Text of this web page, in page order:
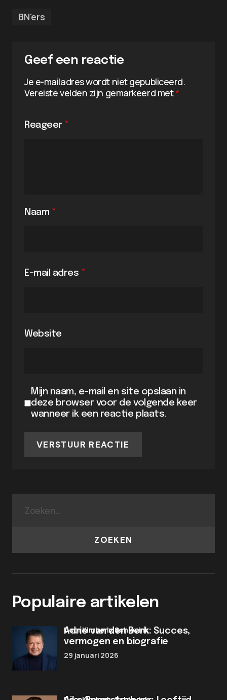
BN'ers
Geef een reactie
Je e-mailadres wordt niet gepubliceerd.
Vereiste velden zijn gemarkeerd met*
Reageer *
Naam *
E-mail adres *
Website
Mijn naam, e-mail en site opslaan in
deze browser voor de volgende keer
wanneer ik een reactie plaats.
VERSTUUR REACTIE
ZOEKEN
Populaire artikelen
Adrie van den Berk: Succes,
vermogen en biografie
door Kimberly Schievink
29 januari 2026